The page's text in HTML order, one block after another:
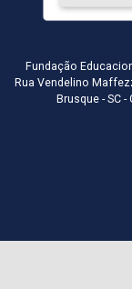
Fundação
Rua Vendelino
Brusque - SC